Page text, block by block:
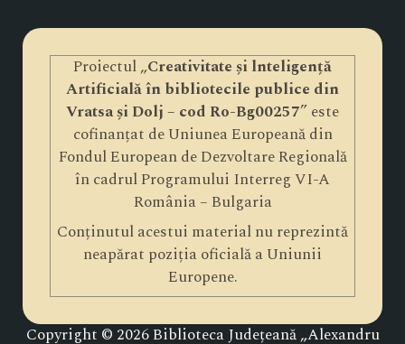
Proiectul „Creativitate și lnteligență
Artificială în bibliotecile publice din
Vratsa și Dolj – cod Ro-Bg00257” este
cofinanțat de Uniunea Europeană din
Fondul European de Dezvoltare Regională
în cadrul Programului Interreg VI-A
România – Bulgaria
Conținutul acestui material nu reprezintă
neapărat poziția oficială a Uniunii
Europene.
Copyright © 2026 Biblioteca Județeană „Alexandru